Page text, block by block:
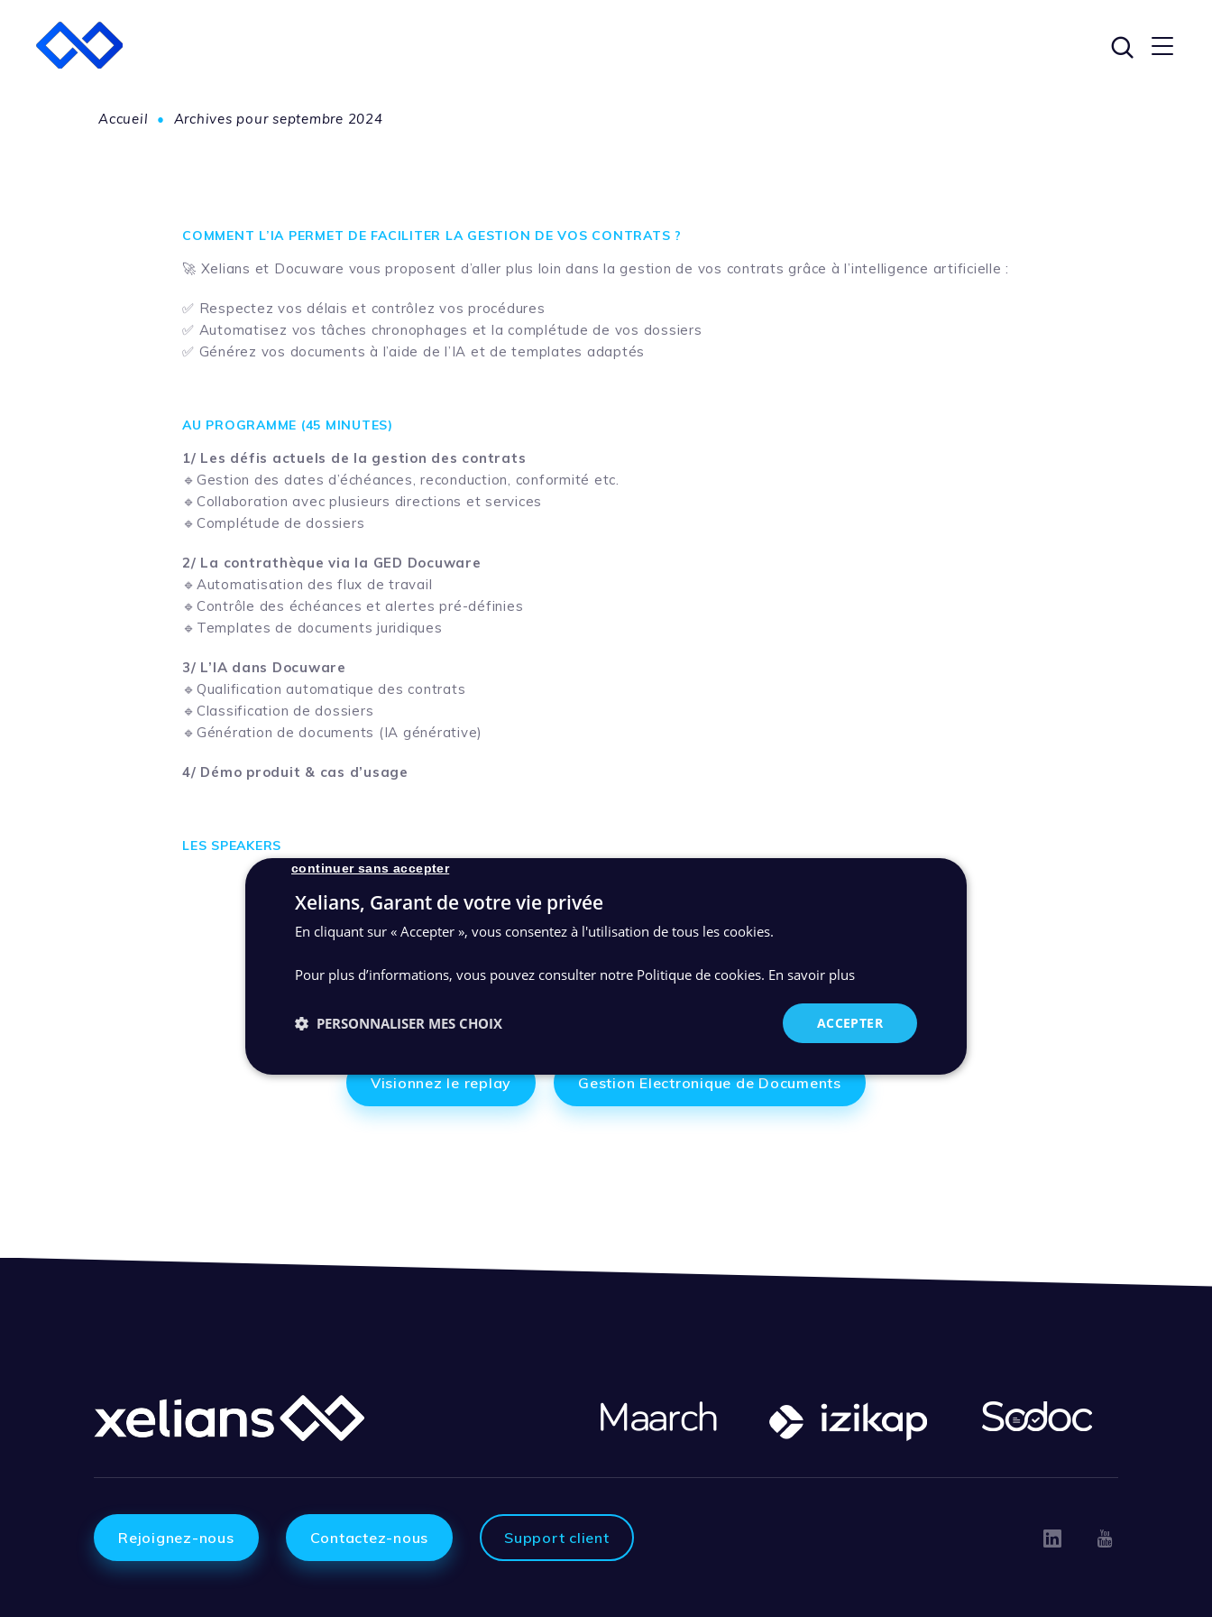
Accueil • Archives pour septembre 2024
COMMENT L’IA PERMET DE FACILITER LA GESTION DE VOS CONTRATS ?
🚀 Xelians et Docuware vous proposent d’aller plus loin dans la gestion de vos contrats grâce à l’intelligence artificielle :
✅ Respectez vos délais et contrôlez vos procédures
✅ Automatisez vos tâches chronophages et la complétude de vos dossiers
✅ Générez vos documents à l’aide de l’IA et de templates adaptés
AU PROGRAMME (45 MINUTES)
1/ Les défis actuels de la gestion des contrats
🔹Gestion des dates d’échéances, reconduction, conformité etc.
🔹Collaboration avec plusieurs directions et services
🔹Complétude de dossiers
2/ La contrathèque via la GED Docuware
🔹Automatisation des flux de travail
🔹Contrôle des échéances et alertes pré-définies
🔹Templates de documents juridiques
3/ L’IA dans Docuware
🔹Qualification automatique des contrats
🔹Classification de dossiers
🔹Génération de documents (IA générative)
4/ Démo produit & cas d’usage
LES SPEAKERS
Visionnez le replay Gestion Electronique de Documents
Rejoignez-nous Contactez-nous Support client Linkedin
Xelians, Garant de votre vie privée
En cliquant sur « Accepter », vous consentez à l'utilisation de tous les cookies.
Pour plus d’informations, vous pouvez consulter notre Politique de cookies. En savoir plus
ACCEPTER
continuer sans accepter
PERSONNALISER MES CHOIX